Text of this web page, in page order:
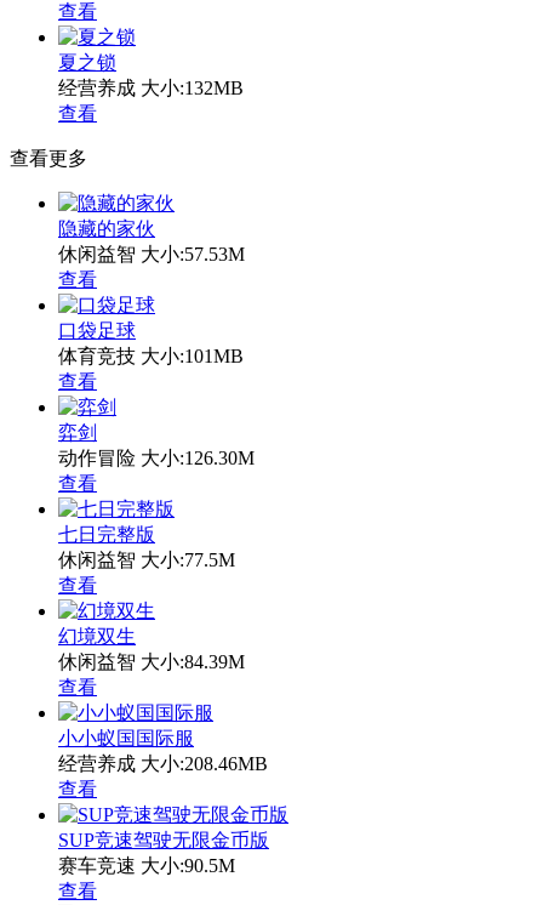
查看
夏之锁
经营养成 大小:132MB
查看
查看更多
隐藏的家伙
休闲益智 大小:57.53M
查看
口袋足球
体育竞技 大小:101MB
查看
弈剑
动作冒险 大小:126.30M
查看
七日完整版
休闲益智 大小:77.5M
查看
幻境双生
休闲益智 大小:84.39M
查看
小小蚁国国际服
经营养成 大小:208.46MB
查看
SUP竞速驾驶无限金币版
赛车竞速 大小:90.5M
查看